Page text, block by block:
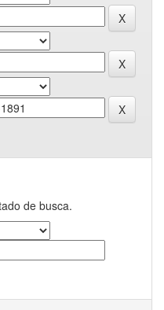
de busca.